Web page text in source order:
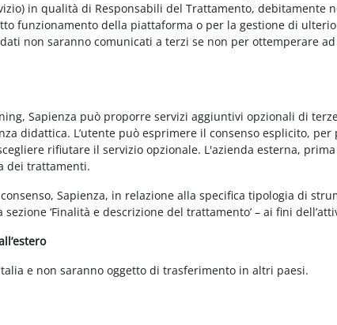
in qualità di Responsabili del Trattamento, debitamente
funzionamento della piattaforma o per la gestione di
non saranno comunicati a terzi se non per ottemperare
Sapienza può proporre servizi aggiuntivi opzionali di
didattica. L’utente può esprimere il consenso esplicito,
rifiutare il servizio opzionale. L'azienda esterna,
dei trattamenti.
Sapienza, in relazione alla specifica tipologia di
‘Finalità e descrizione del trattamento’ – ai fini
e non saranno oggetto di trasferimento in altri paesi.